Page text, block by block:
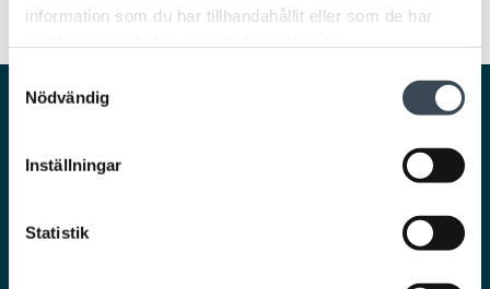
information som du har tillhandahållit eller som de har
Nödvändig
Inställningar
Statistik